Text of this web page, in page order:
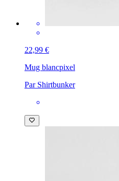
22,99 €
Mug blancpixel
Par Shirtbunker